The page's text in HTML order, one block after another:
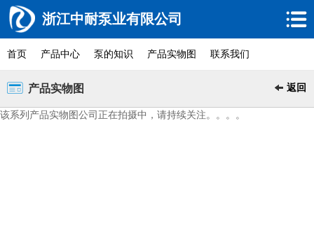
浙江中耐泵业有限公司
首页 产品中心 泵的知识 产品实物图 联系我们
产品实物图 返回
该系列产品实物图公司正在拍摄中，请持续关注。。。。